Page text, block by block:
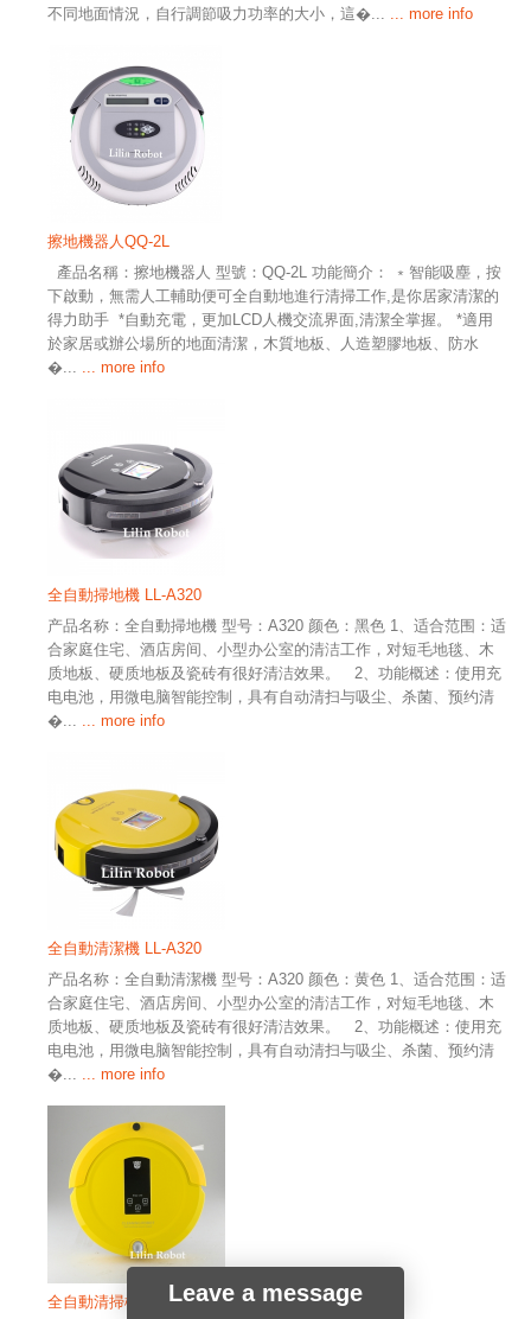
不同地面情況，自行調節吸力功率的大小，這�...
... more info
擦地機器人QQ-2L
產品名稱：擦地機器人 型號：QQ-2L 功能簡介： ﹡智能吸塵，按
下啟動，無需人工輔助便可全自動地進行清掃工作,是你居家清潔的
得力助手 *自動充電，更加LCD人機交流界面,清潔全掌握。 *適用
於家居或辦公場所的地面清潔，木質地板、人造塑膠地板、防水
�...
... more info
全自動掃地機 LL-A320
产品名称：全自動掃地機 型号：A320 颜色：黑色 1、适合范围：适
合家庭住宅、酒店房间、小型办公室的清洁工作，对短毛地毯、木
质地板、硬质地板及瓷砖有很好清洁效果。 2、功能概述：使用充
电电池，用微电脑智能控制，具有自动清扫与吸尘、杀菌、预约清
�...
... more info
全自動清潔機 LL-A320
产品名称：全自動清潔機 型号：A320 颜色：黄色 1、适合范围：适
合家庭住宅、酒店房间、小型办公室的清洁工作，对短毛地毯、木
质地板、硬质地板及瓷砖有很好清洁效果。 2、功能概述：使用充
电电池，用微电脑智能控制，具有自动清扫与吸尘、杀菌、预约清
�...
... more info
全自動清掃機 LL-A325Leave a message